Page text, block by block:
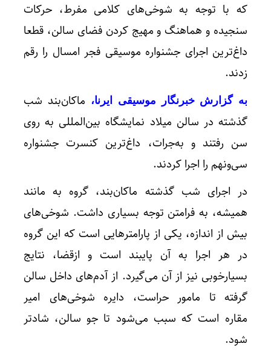
که با توجه به شوخی‌های کلامی مفرط، حرکات
سنجیده و هماهنگ و مهیج کردن فضای سالن، قطعا
داغ‌ترین اجرای جشنواره موسیقی فجر امسال را رقم
زدند.
به گزارش خبرنگار موسیقی ایرنا، ماکان‌بند شب
گذشته در سالن میلاد نمایشگاه بین‌المللی به روی
سن رفتند و به‌جرات، داغ‌ترین کنسرت جشنواره
سی‌ونهم را اجرا کردند.
در اجرای شب گذشته ماکان‌بند، گروه به مانند
همیشه، به فرامتن توجه بسیاری داشت. شوخی‌های
بیش از اندازه، یکی از پارامترهایی است که این گروه
در هر اجرا به آن پایبند است و ازقضا، نتایج
بسیارخوبی نیز از آن می‌گیرد. از آدم‌های داخل سالن
گرفته تا مامور حراست، دایره شوخی‌های امیر
مقاره است که سبب می‌شود تا جو سالن، شادتر
شود.